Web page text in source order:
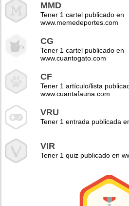
MMD
Tener 1 cartel publicado en
www.memedeportes.com
CG
Tener 1 cartel publicado en
www.cuantogato.com
CF
Tener 1 artículo/lista
www.cuantafauna.com
VRU
Tener 1 entrada publicada
VIR
Tener 1 quiz publicado en